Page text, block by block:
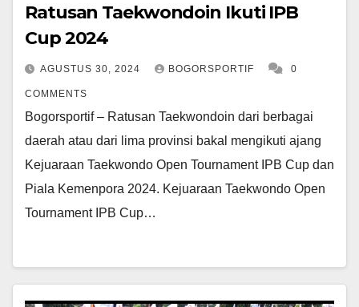
Ratusan Taekwondoin Ikuti IPB
Cup 2024
AGUSTUS 30, 2024 BOGORSPORTIF 0
COMMENTS
Bogorsportif – Ratusan Taekwondoin dari berbagai
daerah atau dari lima provinsi bakal mengikuti ajang
Kejuaraan Taekwondo Open Tournament IPB Cup dan
Piala Kemenpora 2024. Kejuaraan Taekwondo Open
Tournament IPB Cup…